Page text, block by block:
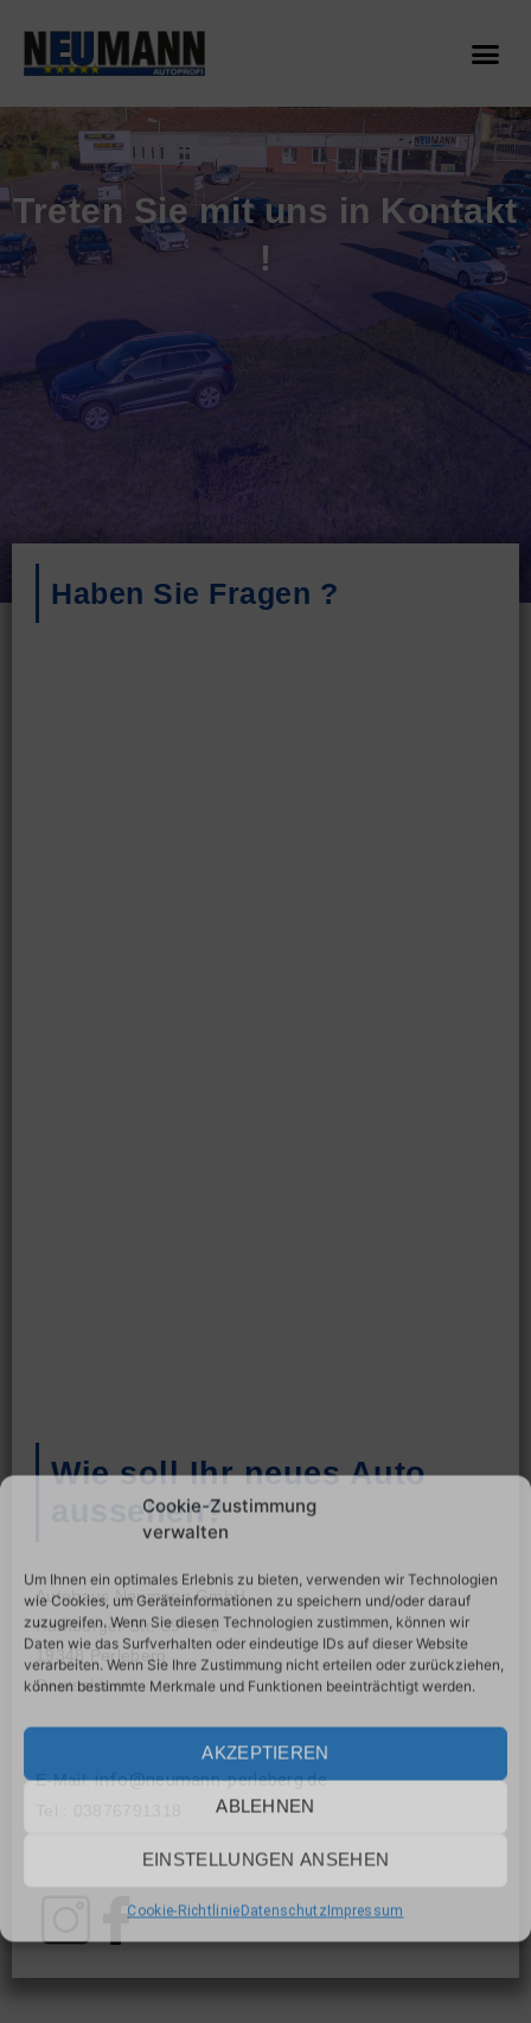
Cookie-Zustimmung
verwalten
Um Ihnen ein optimales Erlebnis zu bieten, verwenden wir Technologien
wie Cookies, um Geräteinformationen zu speichern und/oder darauf
zuzugreifen. Wenn Sie diesen Technologien zustimmen, können wir
Daten wie das Surfverhalten oder eindeutige IDs auf dieser Website
verarbeiten. Wenn Sie Ihre Zustimmung nicht erteilen oder zurückziehen,
können bestimmte Merkmale und Funktionen beeinträchtigt werden.
AKZEPTIEREN
ABLEHNEN
EINSTELLUNGEN ANSEHEN
Cookie-RichtlinieDatenschutzImpressum
Kontakt
Treten Sie mit uns in Kontakt
!
Haben Sie Fragen ?
Wie soll Ihr neues Auto
aussehen?
Autohaus Neumann GmbH
Hamburger Str. 39 – 41
19348 Perleberg
Deutschland
E-Mail:info@neumann-perleberg.de